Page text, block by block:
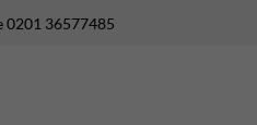
0201 36577485